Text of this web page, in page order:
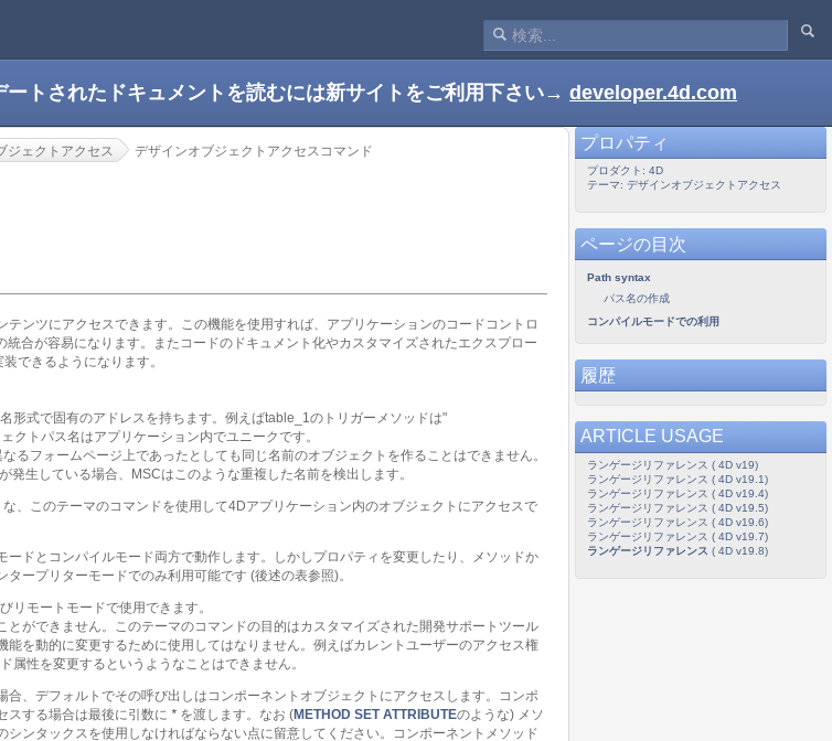
トされたドキュメントを読むには新サイトをご利用下さい→ developer.4d.com
ジェクトアクセス デザインオブジェクトアクセスコマンド
ンツにアクセスできます。この機能を使用すれば、アプリケーションのコードコントロ
合が容易になります。またコードのドキュメント化やカスタマイズされたエクスプロー
できるようになります。
形式で固有のアドレスを持ちます。例えばtable_1のトリガーメソッドは"
クトパス名はアプリケーション内でユニークです。
るフォームページ上であったとしても同じ名前のオブジェクトを作ることはできません。
生している場合、MSCはこのような重複した名前を検出します。
な、このテーマのコマンドを使用して4Dアプリケーション内のオブジェクトにアクセスで
ドとコンパイルモード両方で動作します。しかしプロパティを変更したり、メソッドか
ープリターモードでのみ利用可能です (後述の表参照)。
リモートモードで使用できます。
ができません。このテーマのコマンドの目的はカスタマイズされた開発サポートツール
を動的に変更するために使用してはなりません。例えばカレントユーザーのアクセス権
属性を変更するというようなことはできません。
、デフォルトでその呼び出しはコンポーネントオブジェクトにアクセスします。コンポ
スする場合は最後に引数に * を渡します。なお (METHOD SET ATTRIBUTEのような) メソ
ンタックスを使用しなければならない点に留意してください。コンポーネントメソッド
プロパティ
プロダクト: 4D
テーマ: デザインオブジェクトアクセス
ページの目次
Path syntax
パス名の作成
コンパイルモードでの利用
履歴
ARTICLE USAGE
ランゲージリファレンス ( 4D v19)
ランゲージリファレンス ( 4D v19.1)
ランゲージリファレンス ( 4D v19.4)
ランゲージリファレンス ( 4D v19.5)
ランゲージリファレンス ( 4D v19.6)
ランゲージリファレンス ( 4D v19.7)
ランゲージリファレンス ( 4D v19.8)